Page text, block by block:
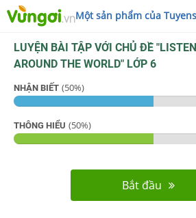
Một sản phẩm của
LUYỆN BÀI TẬP VỚI CHỦ ĐỀ "
AROUND THE WORLD" LỚP 6
NHẬN BIẾT (50%)
THÔNG HIỂU (50%)
Bắt đầu